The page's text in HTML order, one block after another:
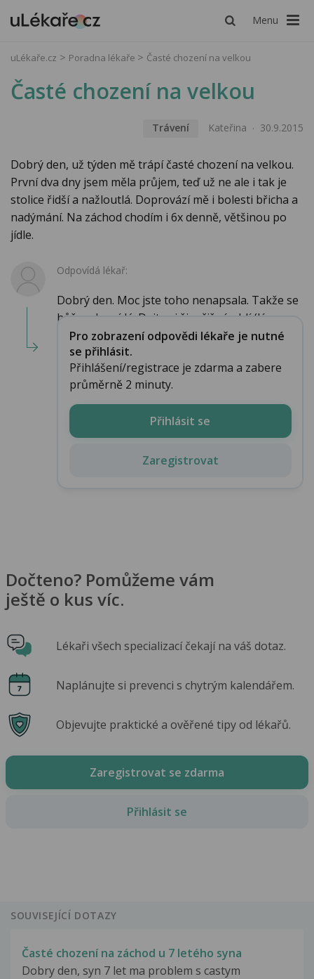
Menu
uLékaře.cz Poradna lékaře Časté chození na velkou
Časté chození na velkou
Trávení Kateřina 30.9.2015
Dobrý den, už týden mě trápí časté chození na velkou.
První dva dny jsem měla průjem, teď už ne ale i tak je
stolice řidší a nažloutlá. Doprovází mě i bolesti břicha a
nadýmání. Na záchod chodím i 6x denně, většinou po
jídle.
Odpovídá lékař:
Dobrý den. Moc jste toho nenapsala. Takže se
hůře odpovídá. Dejte si živočišné uhlí (lép...
Pro zobrazení odpovědi lékaře je nutné
se přihlásit.
Přihlášení/registrace je zdarma a zabere
průměrně 2 minuty.
Přihlásit se
Zaregistrovat
Dočteno? Pomůžeme vám
ještě o kus víc.
Lékaři všech specializací čekají na váš dotaz.
Naplánujte si prevenci s chytrým kalendářem.
Objevujte praktické a ověřené tipy od lékařů.
Zaregistrovat se zdarma
Přihlásit se
SOUVISEJÍCÍ DOTAZY
Časté chození na záchod u 7 letého syna
Dobry den, syn 7 let ma problem s castym